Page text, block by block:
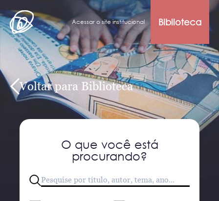
Acessar o site institucional Biblioteca
Voltar para Biblioteca
O que você está
procurando?